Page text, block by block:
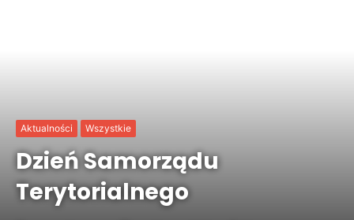
Aktualności Wszystkie
Dzień Samorządu
Terytorialnego